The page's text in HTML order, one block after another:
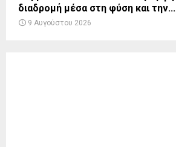
διαδρομή μέσα στη φύση και την...
9 Αυγούστου 2026